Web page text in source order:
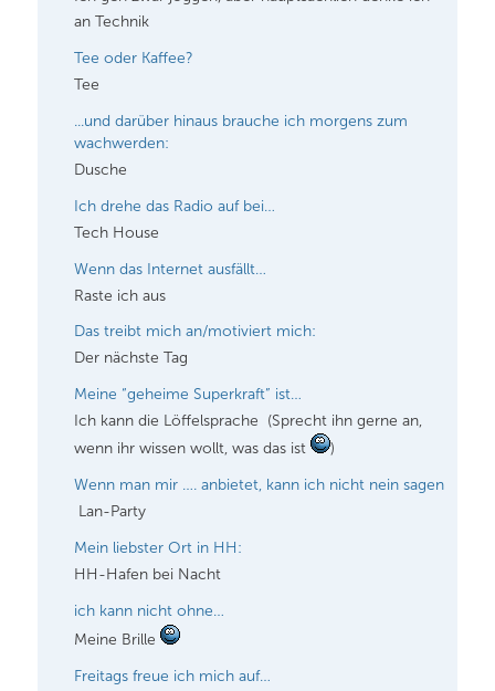
an Technik
Tee oder Kaffee?
Tee
...und darüber hinaus brauche ich morgens zum
wachwerden:
Dusche
Ich drehe das Radio auf bei…
Tech House
Wenn das Internet ausfällt…
Raste ich aus
Das treibt mich an/motiviert mich:
Der nächste Tag
Meine “geheime Superkraft” ist…
Ich kann die Löffelsprache (Sprecht ihn gerne an,
wenn ihr wissen wollt, was das ist
)
Wenn man mir …. anbietet, kann ich nicht nein sagen
Lan-Party
Mein liebster Ort in HH:
HH-Hafen bei Nacht
ich kann nicht ohne…
Meine Brille
Freitags freue ich mich auf…